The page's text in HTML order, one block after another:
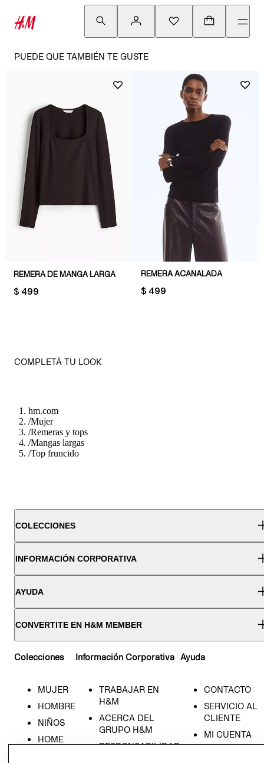
PUEDE QUE TAMBIÉN TE GUSTE
REMERA DE MANGA LARGA
PRICE:
$ 499
REMERA ACANALADA
PRICE:
$ 499
COMPLETÁ TU LOOK
hm.com
/Mujer
/Remeras y tops
/Mangas largas
/Top fruncido
COLECCIONES
INFORMACIÓN CORPORATIVA
AYUDA
CONVERTITE EN H&M MEMBER
Colecciones
MUJER
HOMBRE
NIÑOS
HOME
Información Corporativa
TRABAJAR EN
H&M
ACERCA DEL
GRUPO H&M
RESPONSABILIDAD
Ayuda
CONTACTO
SERVICIO AL
CLIENTE
MI CUENTA